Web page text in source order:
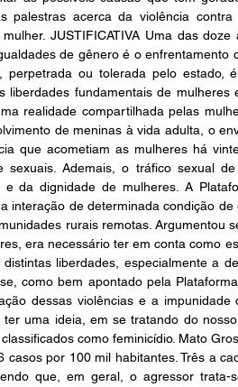
palestras acerca da violência
JUSTIFICATIVA Uma das
de gênero é o
perpetrada ou tolerada pelo estado,
liberdades fundamentais de
realidade compartilhada pelas
de meninas à vida adulta, o
que acometiam as mulheres há
sexuais. Ademais, o tráfico sexual
da dignidade de mulheres. A
interação de determinada condição
rurais remotas. Argumentou
era necessário ter em conta como
liberdades, especialmente a
como bem apontado pela
dessas violências e a
uma ideia, em se tratando do
como feminicídio. Mato
casos por 100 mil habitantes. Três a
que, em geral, o agressor